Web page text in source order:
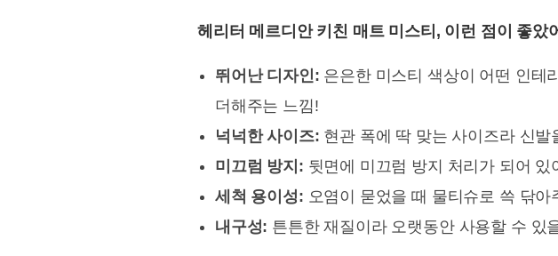
헤리터 메르디안 키친 매트 미스티, 이런 점이 좋았
뛰어난 디자인: 은은한 미스티 색상이 어떤 인테
더해주는 느낌!
넉넉한 사이즈: 현관 폭에 딱 맞는 사이즈라 신
미끄럼 방지: 뒷면에 미끄럼 방지 처리가 되어
세척 용이성: 오염이 묻었을 때 물티슈로 쓱 닦
내구성: 튼튼한 재질이라 오랫동안 사용할 수 있